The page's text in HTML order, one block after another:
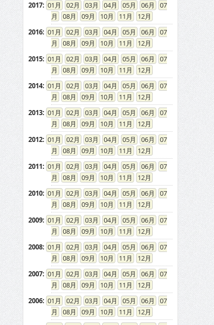
2017: 01 02 03 04 05 06
07
08
09 10 11
12
2016: 01 02 03 04 05 06
07
08
09 10 11
12
2015: 01 02 03 04 05 06
07
08
09 10 11
12
2014: 01 02 03 04 05 06
07
08
09 10 11
12
2013: 01 02 03 04 05 06
07
08
09 10 11
12
2012: 01 02 03 04 05 06
07
08
09 10 11
12
2011: 01 02 03 04 05 06
07
08
09 10 11
12
2010: 01 02 03 04 05 06
07
08
09 10 11
12
2009: 01 02 03 04 05 06
07
08
09 10 11
12
2008: 01 02 03 04 05 06
07
08
09 10 11
12
2007: 01 02 03 04 05 06
07
08
09 10 11
12
2006: 01 02 03 04 05 06
07
08
09 10 11
12